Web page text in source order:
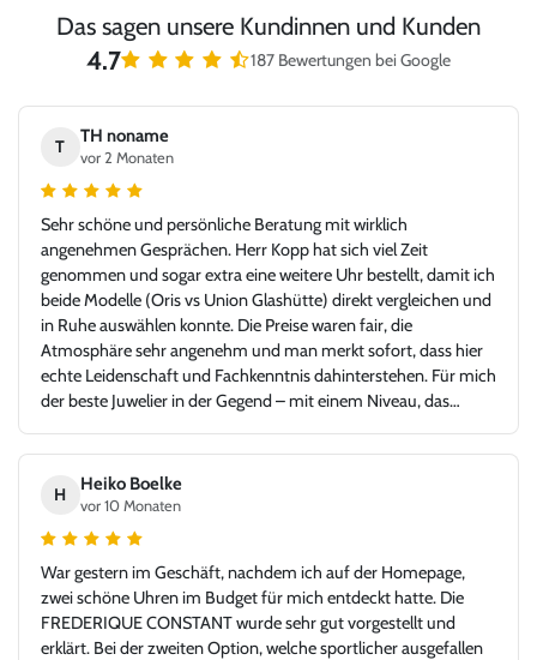
Das sagen unsere Kundinnen und Kunden
4.7 187 Bewertungen bei Google
T
TH noname
vor 2 Monaten
Sehr schöne und persönliche Beratung mit wirklich
angenehmen Gesprächen. Herr Kopp hat sich viel Zeit
genommen und sogar extra eine weitere Uhr bestellt, damit ich
beide Modelle (Oris vs Union Glashütte) direkt vergleichen und
in Ruhe auswählen konnte. Die Preise waren fair, die
Atmosphäre sehr angenehm und man merkt sofort, dass hier
echte Leidenschaft und Fachkenntnis dahinterstehen. Für mich
der beste Juwelier in der Gegend – mit einem Niveau, das
sehr froh, Juwelier Kopp gefunden zu haben, und werde
definitiv wiederkommen. Klare Empfehlung!
H
Heiko Boelke
vor 10 Monaten
War gestern im Geschäft, nachdem ich auf der Homepage,
zwei schöne Uhren im Budget für mich entdeckt hatte. Die
FREDERIQUE CONSTANT wurde sehr gut vorgestellt und
erklärt. Bei der zweiten Option, welche sportlicher ausgefallen